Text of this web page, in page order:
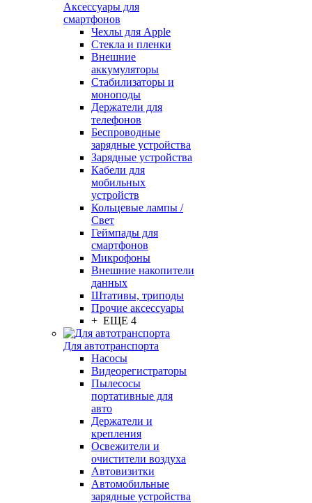
Аксессуары для
смартфонов
Чехлы для Apple
Стекла и пленки
Внешние
аккумуляторы
Стабилизаторы и
моноподы
Держатели для
телефонов
Беспроводные
зарядные устройства
Зарядные устройства
Кабели для
мобильных
устройств
Кольцевые лампы /
Свет
Геймпады для
смартфонов
Микрофоны
Внешние накопители
данных
Штативы, триподы
Прочие аксессуары
+ ЕЩЕ 4
Для автотранспорта
Насосы
Видеорегистраторы
Пылесосы
портативные для
авто
Держатели и
крепления
Освежители и
очистители воздуха
Автовизитки
Автомобильные
зарядные устройства